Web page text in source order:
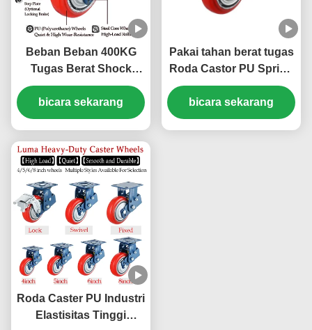
Beban Beban 400KG
Tugas Berat Shock
Absorbing Casters
Caster Tunggal Kunci
PU Roda 8 '' Kereta
bicara sekarang
Pakai tahan berat tugas
Roda Castor PU Spring
Castor Non Marking
Industrial Casters 5 ''
Swivel Food Processing
bicara sekarang
Roda Caster PU Industri
Elastisitas Tinggi